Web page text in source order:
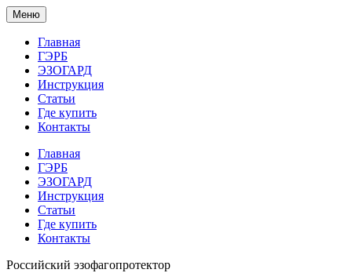
Меню
Главная
ГЭРБ
ЭЗОГАРД
Инструкция
Статьи
Где купить
Контакты
Главная
ГЭРБ
ЭЗОГАРД
Инструкция
Статьи
Где купить
Контакты
Российский эзофагопротектор